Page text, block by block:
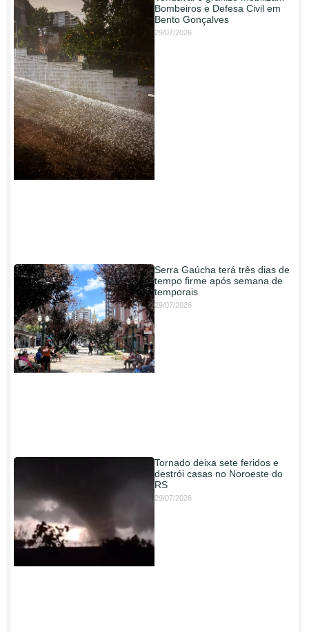
Bombeiros e Defesa Civil em
Bento Gonçalves
29/07/2026
Serra Gaúcha terá três dias de
tempo firme após semana de
temporais
29/07/2026
Tornado deixa sete feridos e
destrói casas no Noroeste do
RS
29/07/2026